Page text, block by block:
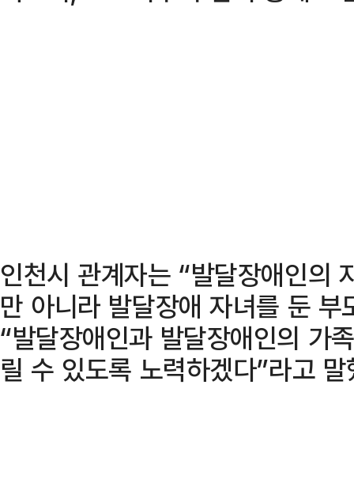
인천시 관계자는 “발달장애인의
만 아니라 발달장애 자녀를 둔
“발달장애인과 발달장애인의 가
릴 수 있도록 노력하겠다”라고